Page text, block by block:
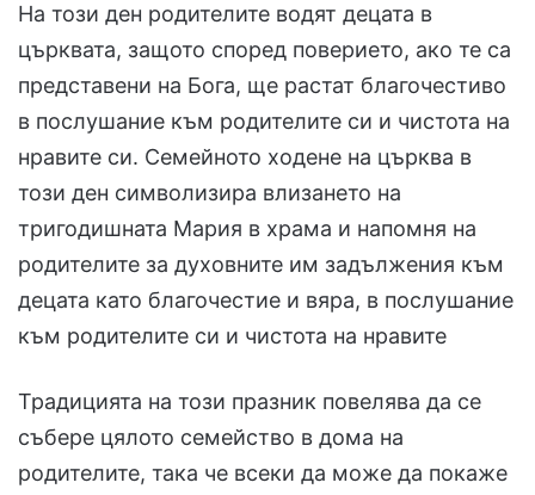
На този ден родителите водят децата в
църквата, защото според поверието, ако те са
представени на Бога, ще растат благочестиво
в послушание към родителите си и чистота на
нравите си. Семейното ходене на църква в
този ден символизира влизането на
тригодишната Мария в храма и напомня на
родителите за духовните им задължения към
децата като благочестие и вяра, в послушание
към родителите си и чистота на нравите
Традицията на този празник повелява да се
събере цялото семейство в дома на
родителите, така че всеки да може да покаже